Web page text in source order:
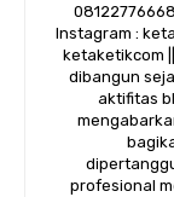
Instagram :
ketaketikcom
dibangun
aktifitas
profesional